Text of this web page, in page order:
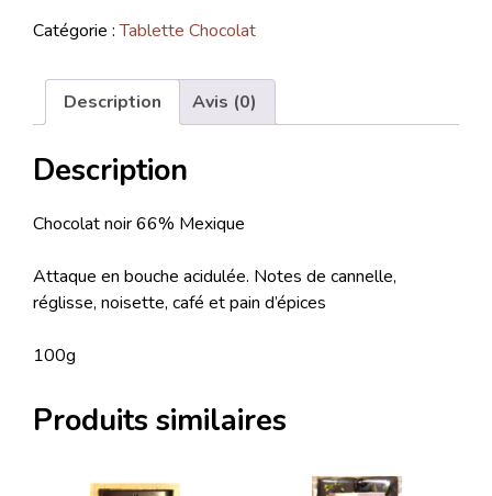
Catégorie :Tablette Chocolat
Description Avis (0)
Description
Chocolat noir 66% Mexique
Attaque en bouche acidulée. Notes de cannelle,
réglisse, noisette, café et pain d’épices
100g
Produits similaires